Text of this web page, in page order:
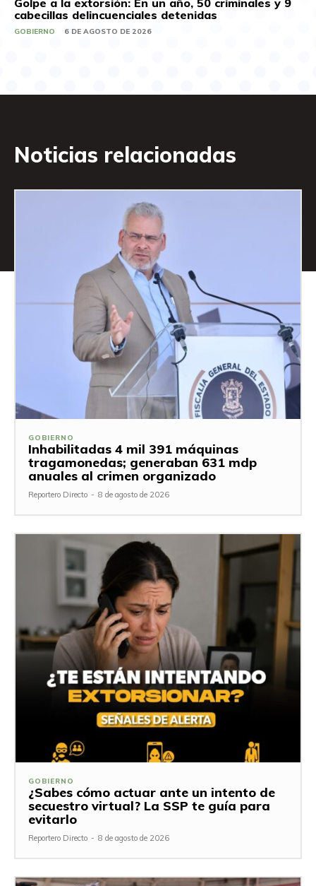
Golpe a la extorsión: En un año, 50 criminales y 9
cabecillas delincuenciales detenidas
GOBIERNO 6 DE AGOSTO DE 2026
Noticias relacionadas
GOBIERNO
Inhabilitadas 4 mil 391 máquinas
tragamonedas; generaban 631 mdp
anuales al crimen organizado
Reportero Directo - 8 de agosto de 2026
GOBIERNO
¿Sabes cómo actuar ante un intento de
secuestro virtual? La SSP te guía para
evitarlo
Reportero Directo - 8 de agosto de 2026